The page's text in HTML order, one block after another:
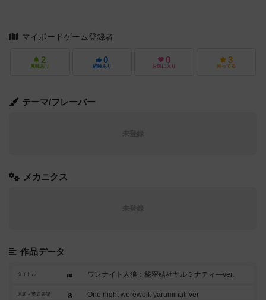
マイボードゲーム登録者
2
興味あり
0
経験あり
0
お気に入り
3
持ってる
テーマ/フレーバー
メカニクス
作品データ
タイトル ワンナイト人狼：秘密結社ヤルミナティ―ver.
原題・英題表記 One night werewolf: yaruminati ver